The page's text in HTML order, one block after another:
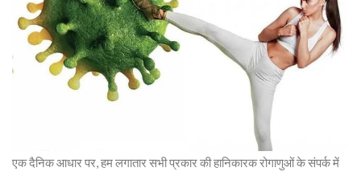
एक दैनिक आधार पर, हम लगातार सभी प्रकार की हानिकारक रोगाणुओं के संपर्क में